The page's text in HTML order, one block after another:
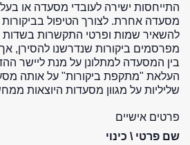
התייחסות ישירה לעובדי מסעדה או
מסעדה אחרת. לצורך הטיפול
להשאיר שמות ופרטי התקשרות בשדות
מפרסמים ביקורות שנדרשנו להסירן,
בין המסעדה למתלונן על מנת ליישר
העלאת "מתקפת ביקורות" על אותה
שליליות על מגוון מסעדות היוצאות
פרטים אישיים
שם פרטי \ כינוי